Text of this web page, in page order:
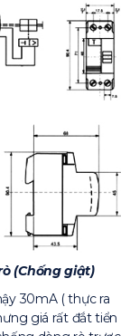
(Chống giật)
30mA ( thực ra
giá rất đắt tiển